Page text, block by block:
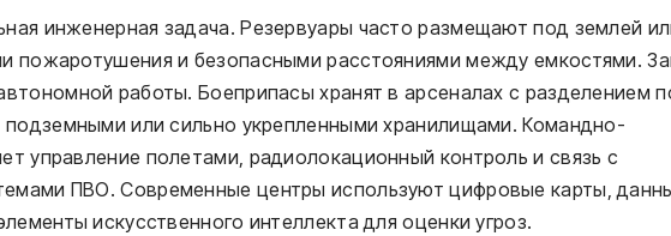
инженерная задача. Резервуары часто размещают под землей
пожаротушения и безопасными расстояниями между емкостями.
работы. Боеприпасы хранят в арсеналах с разделением
подземными или сильно укрепленными хранилищами. Командно-
управление полетами, радиолокационный контроль и связь с
ПВО. Современные центры используют цифровые карты,
искусственного интеллекта для оценки угроз.